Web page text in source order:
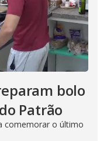
bolo
Patrão
comemorar o último